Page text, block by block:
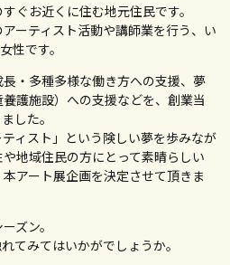
ぐお近くに住む地元住民です。
ーティスト活動や講師業を行う、い
性です。
・多種多様な働き方への支援、夢
護施設）への支援などを、創業当
した。
ィスト」という険しい夢を歩みなが
地域住民の方にとって素晴らしい
アート展企画を決定させて頂きま
ズン。
てみてはいかがでしょうか。